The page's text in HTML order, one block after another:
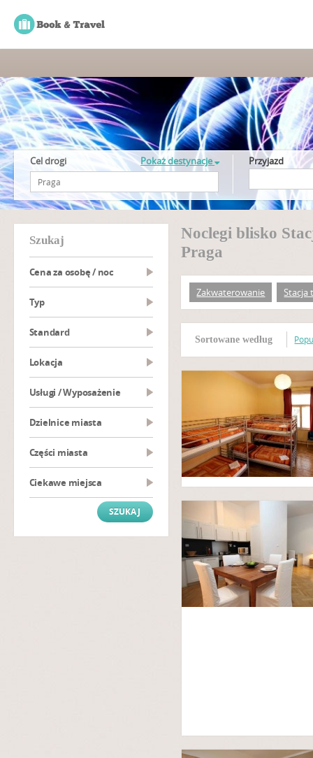
Cel drogi Pokaż destynacje Przyjazd
szukaj
Cena za osobę / noc
Typ
Standard
Lokacja
Usługi / Wyposażenie
Dzielnice miasta
Części miasta
Ciekawe miejsca
Noclegi blisko
Praga
Zakwaterowanie Stacja
Sortowane według